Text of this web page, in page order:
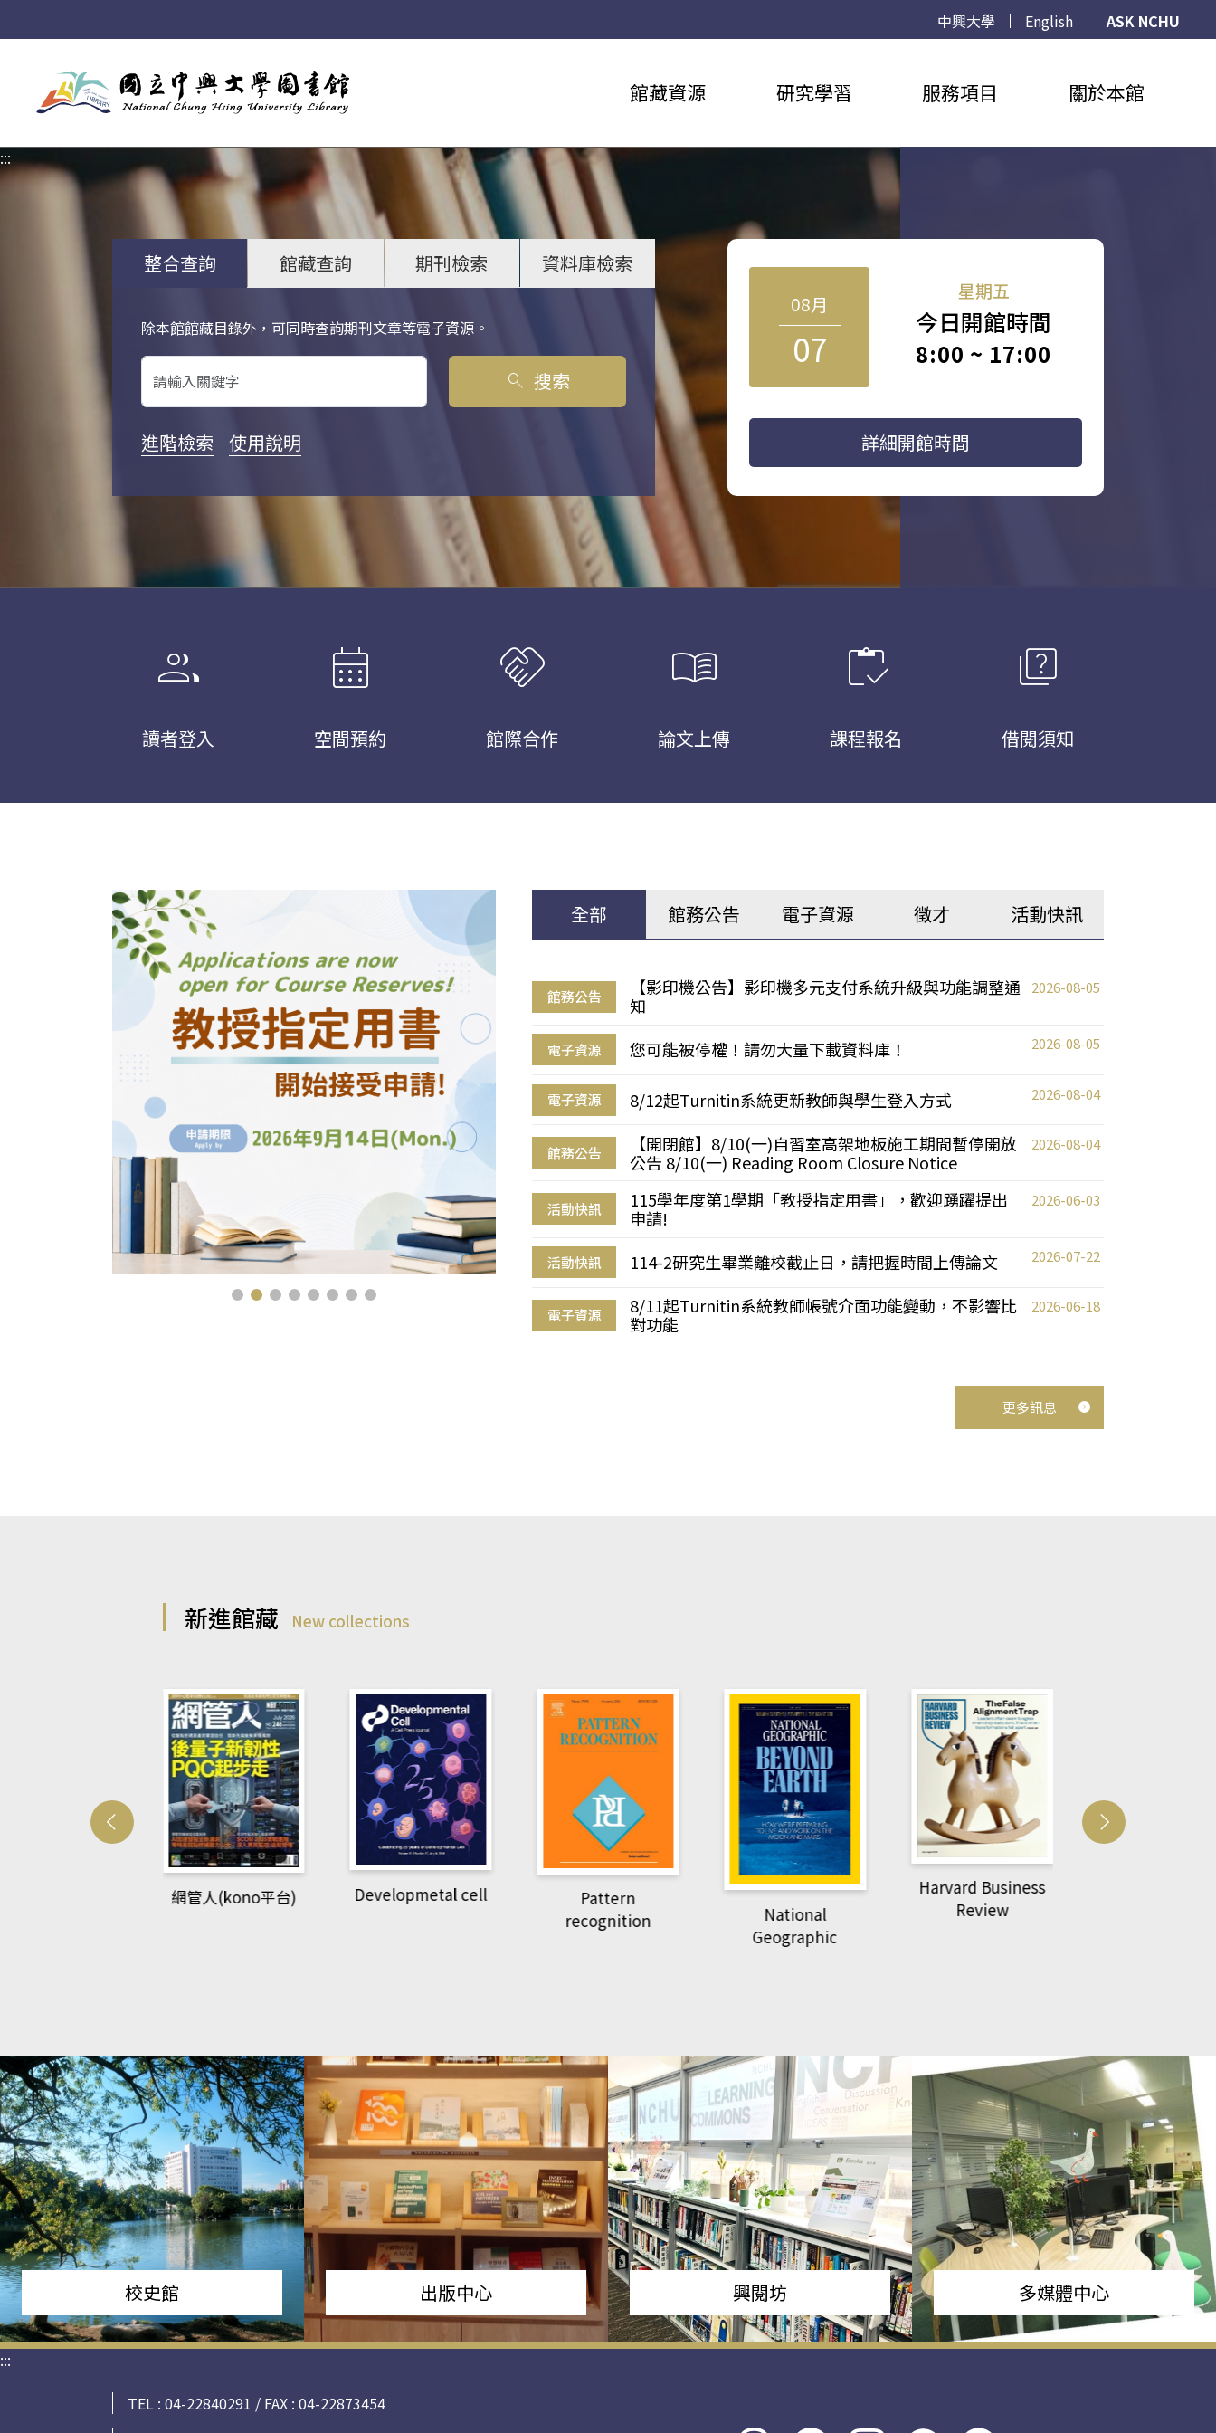
中興大學 English
ASK NCHU
館藏資源 研究學習 服務項目 關於本館
:::
整合查詢 館藏查詢 期刊檢索 資料庫檢索
除本館館藏目錄外，可同時查詢期刊文章等電子資源。
關鍵字搜尋
search 搜索
進階檢索 使用說明
08月
07
星期五
今日開館時間
8:00 ~ 17:00
詳細開館時間
group
讀者登入
calendar_month
空間預約
handshake
館際合作
menu_book
論文上傳
inventory
課程報名
quiz
借閱須知
全部 館務公告 電子資源 徵才 活動快訊
館務公告
【影印機公告】影印機多元支付系統升級與功能調整通
知
2026-08-05
電子資源 您可能被停權！請勿大量下載資料庫！ 2026-08-05
電子資源 8/12起Turnitin系統更新教師與學生登入方式 2026-08-04
館務公告
【開閉館】8/10(一)自習室高架地板施工期間暫停開放
公告 8/10(一) Reading Room Closure Notice
2026-08-04
活動快訊
115學年度第1學期「教授指定用書」，歡迎踴躍提出
申請!
2026-06-03
活動快訊 114-2研究生畢業離校截止日，請把握時間上傳論文 2026-07-22
電子資源
8/11起Turnitin系統教師帳號介面功能變動，不影響比
對功能
2026-06-18
更多訊息
新進館藏 New collections
網管人(kono平台) Developmetal cell
Pattern
recognition
National
Geographic
Harvard Business
Review
校史館 出版中心 興閱坊 多媒體中心
:::
TEL : 04-22840291 / FAX : 04-22873454